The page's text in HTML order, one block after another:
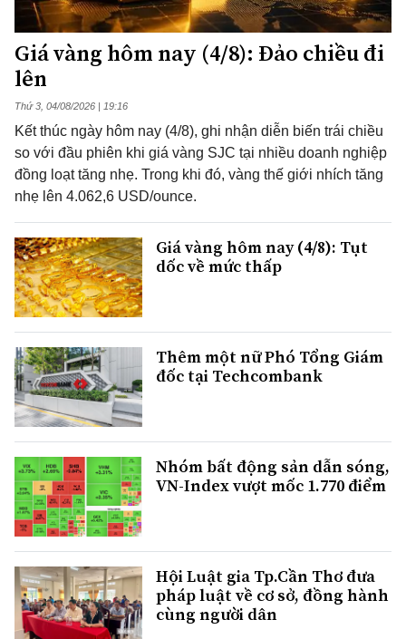
Giá vàng hôm nay (4/8): Đảo chiều đi
lên
Thứ 3, 04/08/2026 | 19:16
Kết thúc ngày hôm nay (4/8), ghi nhận diễn biến trái chiều
so với đầu phiên khi giá vàng SJC tại nhiều doanh nghiệp
đồng loạt tăng nhẹ. Trong khi đó, vàng thế giới nhích tăng
nhẹ lên 4.062,6 USD/ounce.
Giá vàng hôm nay (4/8): Tụt
dốc về mức thấp
Thêm một nữ Phó Tổng Giám
đốc tại Techcombank
Nhóm bất động sản dẫn sóng,
VN-Index vượt mốc 1.770 điểm
Hội Luật gia Tp.Cần Thơ đưa
pháp luật về cơ sở, đồng hành
cùng người dân